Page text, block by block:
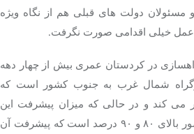
مسئولان دولت های قبلی هم از نگاه ویژه
عمل خیلی اقدامی صورت نگرفت.
در کردستان عمری بیش از چهار دهه
شمال غرب به جنوب کشور است که
می کند و در حالی که میزان پیشرفت این
پروژه در سایر استانهای کشور بالای ۸۰ و ۹۰ درصد است که پیشرفت آن